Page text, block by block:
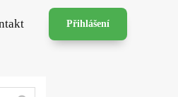
Přihlášení